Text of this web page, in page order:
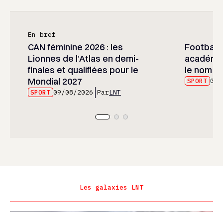
En bref
CAN féminine 2026 : les
Lionnes de l’Atlas en demi-
finales et qualifiées pour le
Mondial 2027
SPORT 09/08/2026 ParLNT
Football
le nom
SPORT 09/
Les galaxies LNT